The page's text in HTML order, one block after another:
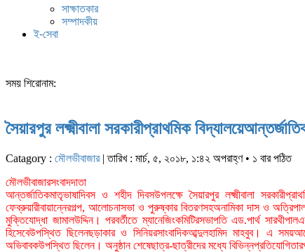
সাক্ষাতকার
সম্পাদকীয়
ই-সেবা
সময় শিরোনাম:
সৈয়ারপুর লক্ষ্মীবালা সরকারীপ্রাথমিক
Catagory : মৌলভীবাজার| তারিখ : মার্চ, ৫, ২০১৮, ১:৪২ অপরাহ্ণ • ১ বার পঠিত
মৌলভীবাজারসংবাদদাতা
আন্তর্জাতিকমাতৃভাষাদিবস ও শহীদ দিবসউপলক্ষে সৈয়ারপুর লক্ষ্মীবালা
ফেব্রুয়ারীবায়ান্নেরগল্প, আলোচনাসভা ও পুরুষ্কার বিতরণসহঅনামিকা দাস ও
মুক্তিযোদ্ধা জামালউদ্দিন। পরবর্তীতে ম্যানেজিংকমিটিরসভাপতি এড.পার্থ
হিসেবেউপস্থিত ছিলেনছড়াকার ও সিনিয়রসাংবাদিকআব্দুলহামিদ মাহবুব।
এ
অভিবাবকউপস্থিত ছিলেন। অনুষ্ঠান শেষেছাত্র-ছাত্রীদের মধ্যে